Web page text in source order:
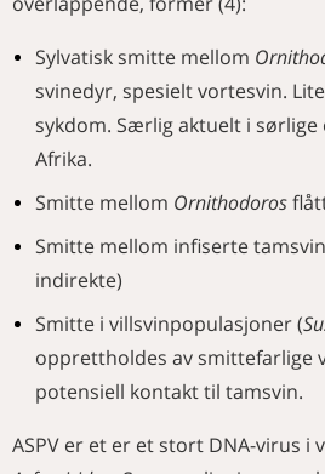
Sylvatisk smitte mellom
svinedyr, spesielt vortesvin.
sykdom. Særlig aktuelt i sørlige
Afrika.
Smitte mellom Ornithodoros
Smitte mellom infiserte
indirekte)
Smitte i villsvinpopulasjoner (
opprettholdes av smittefarlige
potensiell kontakt til tamsvin.
ASPV er et er et stort DNA-virus i